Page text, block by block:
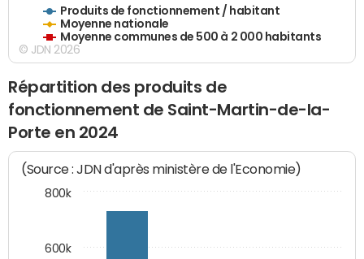
Produits de fonctionnement / habitant
Moyenne nationale
Moyenne communes de 500 à 2 000 habitants
© JDN 2026
Répartition des produits de
fonctionnement de Saint-Martin-de-la-
Porte en 2024
(Source : JDN d'après ministère de l'Economie)
600k
800k